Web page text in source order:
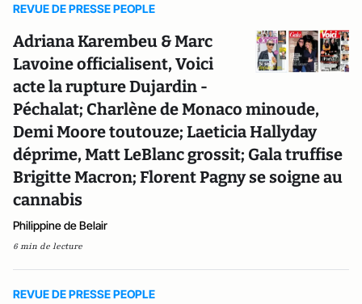
REVUE DE PRESSE PEOPLE
Adriana Karembeu & Marc
Lavoine officialisent, Voici
acte la rupture Dujardin -
Péchalat; Charlène de Monaco minoude,
Demi Moore toutouze; Laeticia Hallyday
déprime, Matt LeBlanc grossit; Gala truffise
Brigitte Macron; Florent Pagny se soigne au
cannabis
Philippine de Belair
6 min de lecture
REVUE DE PRESSE PEOPLE